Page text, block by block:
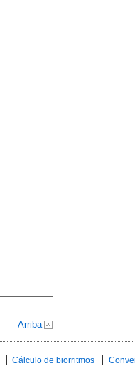
Arriba
Cálculo de biorritmos